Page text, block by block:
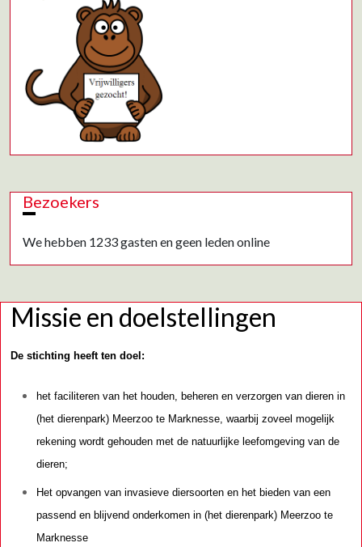
Bezoekers
We hebben 1233 gasten en geen leden online
Missie en doelstellingen
De stichting heeft ten doel:
het faciliteren van het houden, beheren en verzorgen van dieren in
(het dierenpark) Meerzoo te Marknesse, waarbij zoveel mogelijk
rekening wordt gehouden met de natuurlijke leefomgeving van de
dieren;
Het opvangen van invasieve diersoorten en het bieden van een
passend en blijvend onderkomen in (het dierenpark) Meerzoo te
Marknesse